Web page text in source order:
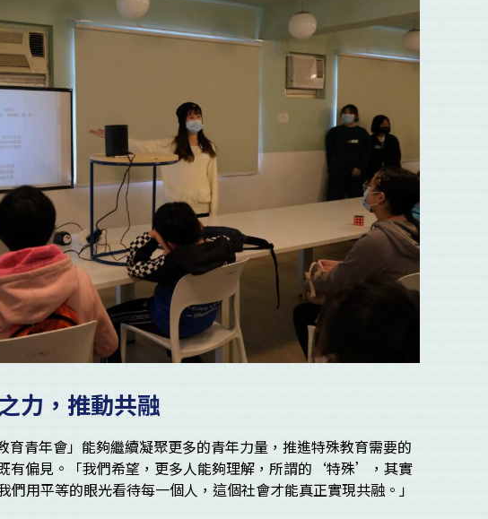
力，推動共融
育青年會」能夠繼續凝聚更多的青年力量，推進特殊教育需要的
有偏見。「我們希望，更多人能夠理解，所謂的‘特殊’，其實
用平等的眼光看待每一個人，這個社會才能真正實現共融。」